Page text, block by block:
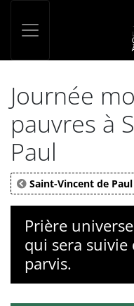
Journée
pauvres à
Paul
Saint-Vincent de Paul
Prière
qui sera suivie
parvis.
Panneau de gestion des